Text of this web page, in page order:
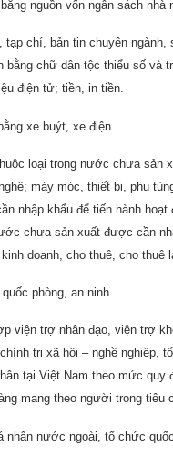
nguồn vốn ngân sách nhà
tạp chí, bản tin chuyên
bằng chữ dân tộc thiểu số và
điện tử; tiền, in tiền.
xe buýt, xe điện.
loại trong nước chưa sản
máy móc, thiết bị, phụ
nhập khẩu để tiến hành
chưa sản xuất được cần
doanh, cho thuê, cho thuê
phòng, an ninh.
viện trợ nhân đạo, viện trợ
trị xã hội – nghề nghiệp,
tại Việt Nam theo mức
mang theo người trong tiêu
nhân nước ngoài, tổ chức